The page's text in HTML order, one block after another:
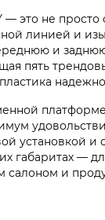
— это не
линией и
и заднюю
пять
установкой
габаритах —
салоном и